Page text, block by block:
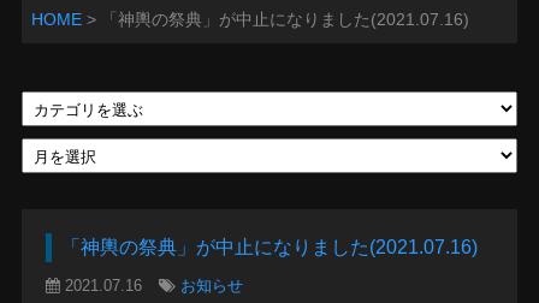
HOME> 「神輿の祭典」が中止になりました(2021.07.16)
「神輿の祭典」が中止になりました(2021.07.16)
2021.07.16 お知らせ